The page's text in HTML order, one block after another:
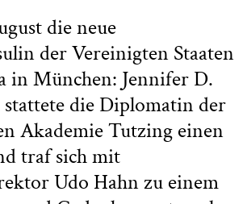
die neue
der Vereinigten Staaten
in München: Jennifer D.
stattete die Diplomatin der
Akademie Tutzing einen
traf sich mit
Udo Hahn zu einem